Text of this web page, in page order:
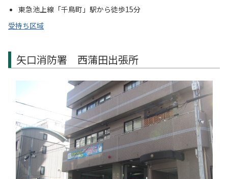
東急池上線「千鳥町」駅から徒歩15分
受持ち区域
矢口消防署 西蒲田出張所